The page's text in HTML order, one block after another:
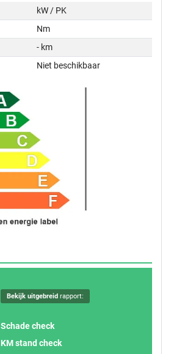
kW / PK
Nm
- km
Niet beschikbaar
Bekijk uitgebreidrapport:
Schade check
KM stand check